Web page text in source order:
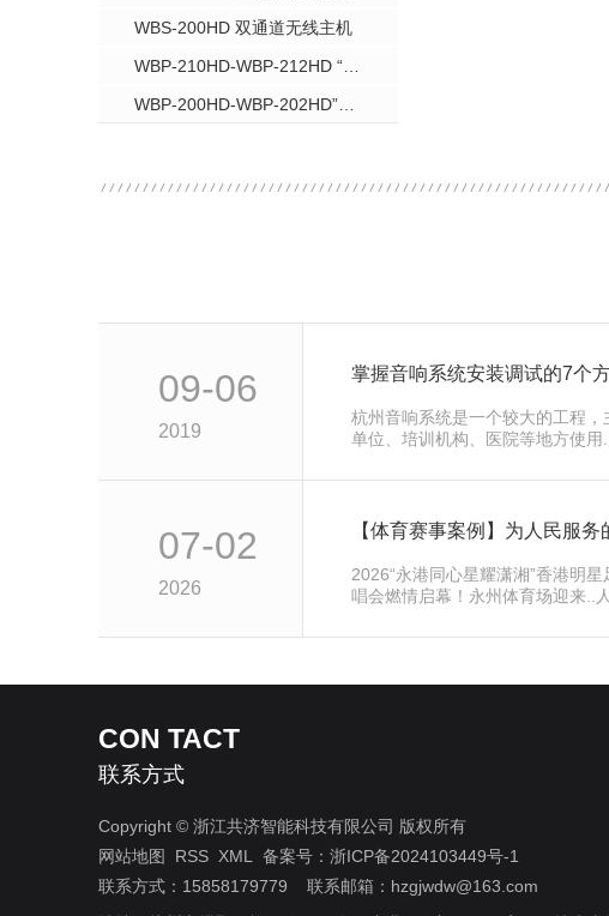
WBS-200HD 双通道无线主机
09-06
2019
杭州音响系统是一个较大的工程，
单位、培训机构、医院等地方使用
07-02
2026
2026“永港同心星耀潇湘”香港明
唱会燃情启幕！永州体育场迎来..
CON TACT
联系方式
Copyright © 浙江共济智能科技有限公司 版权所有
网站地图
RSS XML 备案号： 浙ICP备2024103449号-1
联系方式：15858179779 联系邮箱：hzgjwdw@163.com